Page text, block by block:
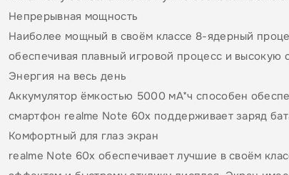
Непрерывная мощность
Наиболее мощный в своём классе 8-ядерный
обеспечивая плавный игровой процесс и высокую
Энергия на весь день
Аккумулятор ёмкостью 5000 мА*ч способен
смартфон realme Note 60x поддерживает заряд
Комфортный для глаз экран
realme Note 60х обеспечивает лучшие в своём